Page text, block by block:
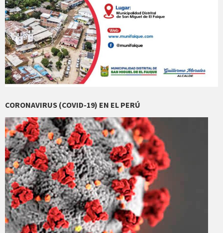
CORONAVIRUS (COVID-19) EN EL PERÚ